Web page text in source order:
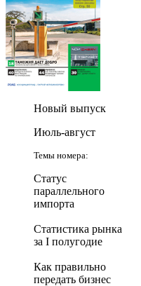
Новый выпуск
Июль-август
Темы номера:
Статус
параллельного
импорта
Статистика рынка
за I полугодие
Как правильно
передать бизнес